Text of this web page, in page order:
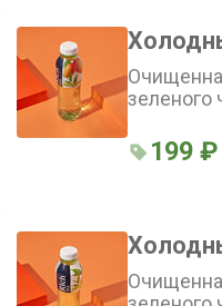
зеленого
кислота,
199 ₽